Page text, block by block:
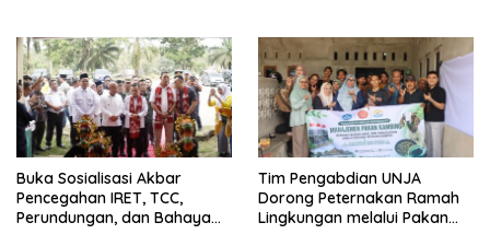
Buka Sosialisasi Akbar
Pencegahan IRET, TCC,
Perundungan, dan Bahaya
Tim Pengabdian UNJA
Dorong Peternakan Ramah
Lingkungan melalui Pakan